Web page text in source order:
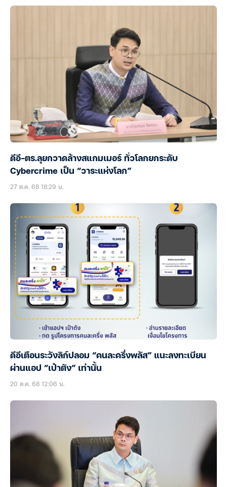
ดีอี-ตร.ลุยกวาดล้างสแกมเมอร์ ทั่วโลกยกระดับ
Cybercrime เป็น “วาระแห่งโลก”
27 ต.ค. 68 18:29 น.
ดีอีเตือนระวังลิก์ปลอม “คนละครึ่งพลัส” แนะลงทะเบียน
ผ่านแอป “เป๋าตัง” เท่านั้น
20 ต.ค. 68 12:06 น.